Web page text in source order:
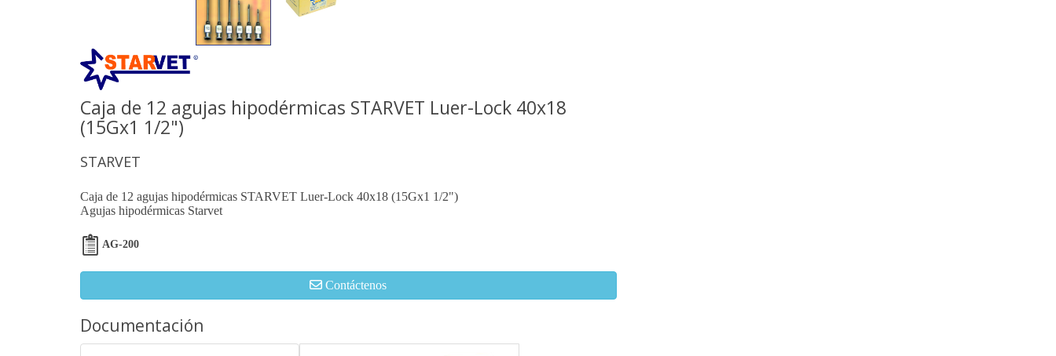
Caja de 12 agujas hipodérmicas STARVET Luer-Lock 40x18
(15Gx1 1/2")
STARVET
Caja de 12 agujas hipodérmicas STARVET Luer-Lock 40x18 (15Gx1 1/2")
Agujas hipodérmicas Starvet
AG-200
Contáctenos
Documentación